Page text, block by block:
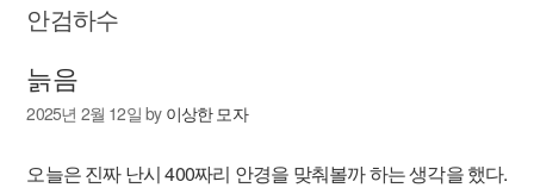
안검하수
늙음
2025년 2월 12일 by 이상한 모자
오늘은 진짜 난시 400짜리 안경을 맞춰볼까 하는 생각을 했다.